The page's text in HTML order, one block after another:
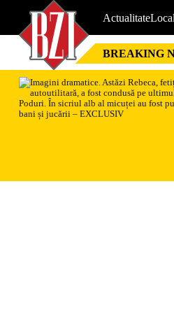
ActualitateLocal
BREAKING